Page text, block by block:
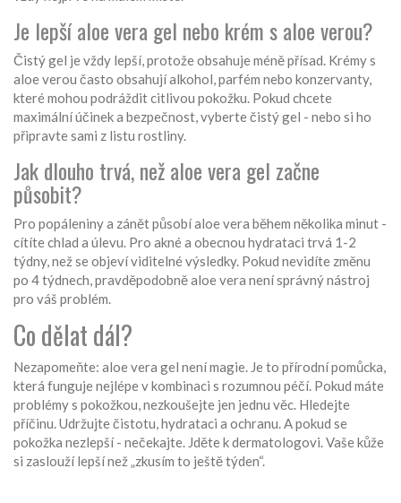
Je lepší aloe vera gel nebo krém s aloe verou?
Čistý gel je vždy lepší, protože obsahuje méně přísad. Krémy s
aloe verou často obsahují alkohol, parfém nebo konzervanty,
které mohou podráždit citlivou pokožku. Pokud chcete
maximální účinek a bezpečnost, vyberte čistý gel - nebo si ho
připravte sami z listu rostliny.
Jak dlouho trvá, než aloe vera gel začne
působit?
Pro popáleniny a zánět působí aloe vera během několika minut -
cítíte chlad a úlevu. Pro akné a obecnou hydrataci trvá 1-2
týdny, než se objeví viditelné výsledky. Pokud nevidíte změnu
po 4 týdnech, pravděpodobně aloe vera není správný nástroj
pro váš problém.
Co dělat dál?
Nezapomeňte: aloe vera gel není magie. Je to přírodní pomůcka,
která funguje nejlépe v kombinaci s rozumnou péčí. Pokud máte
problémy s pokožkou, nezkoušejte jen jednu věc. Hledejte
příčinu. Udržujte čistotu, hydrataci a ochranu. A pokud se
pokožka nezlepší - nečekajte. Jděte k dermatologovi. Vaše kůže
si zaslouží lepší než „zkusím to ještě týden“.